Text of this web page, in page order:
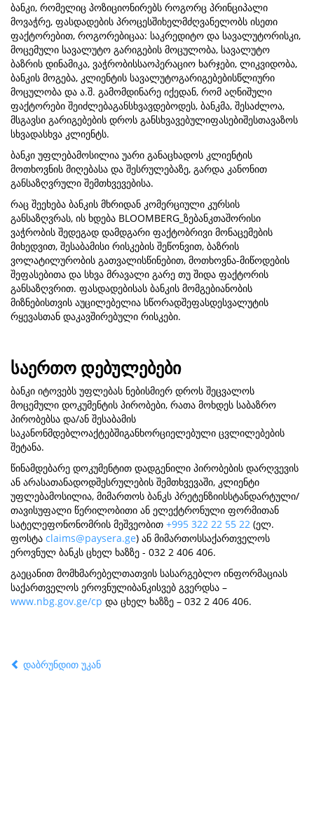
ბანკი, რომელიც პოზიციონირებს როგორც პრინციპალი
მოვაჭრე, ფასდადების პროცესშიხელმძღვანელობს ისეთი
ფაქტორებით, როგორებიცაა: საკრედიტო და სავალუტორისკი,
მოცემული სავალუტო გარიგების მოცულობა, სავალუტო
ბაზრის დინამიკა, ვაჭრობისსაოპერაციო ხარჯები, ლიკვიდობა,
ბანკის მოგება, კლიენტის სავალუტოგარიგებებისწლიური
მოცულობა და ა.შ. გამომდინარე იქედან, რომ აღნიშული
ფაქტორები შეიძლებაგანსხვავდებოდეს, ბანკმა, შესაძლოა,
მსგავსი გარიგებების დროს განსხვავებულიფასებიშესთავაზოს
სხვადასხვა კლიენტს.
ბანკი უფლებამოსილია უარი განაცხადოს კლიენტის
მოთხოვნის მიღებასა და შესრულებაზე, გარდა კანონით
განსაზღვრული შემთხვევებისა.
რაც შეეხება ბანკის მხრიდან კომერციული კურსის
განსაზღვრას, ის ხდება BLOOMBERG_ზებანკთაშორისი
ვაჭრობის შედეგად დამდგარი ფაქტობრივი მონაცემების
მიხედვით, შესაბამისი რისკების შეწონვით, ბაზრის
ვოლატილურობის გათვალისწინებით, მოთხოვნა-მიწოდების
შეფასებითა და სხვა მრავალი გარე თუ შიდა ფაქტორის
განსაზღვრით. ფასდადებისას ბანკის მომგებიანობის
მიზნებისთვის აუცილებელია სწორადშეფასდესვალუტის
რყევასთან დაკავშირებული რისკები.
საერთო დებულებები
ბანკი იტოვებს უფლებას ნებისმიერ დროს შეცვალოს
მოცემული დოკუმენტის პირობები, რათა მოხდეს საბაზრო
პირობებსა და/ან შესაბამის
საკანონმდებლოაქტებშიგანხორციელებული ცვლილებების
შეტანა.
წინამდებარე დოკუმენტით დადგენილი პირობების დარღვევის
ან არასათანადოდშესრულების შემთხვევაში, კლიენტი
უფლებამოსილია, მიმართოს ბანკს პრეტენზიისსტანდარტული/
თავისუფალი წერილობითი ან ელექტრონული ფორმითან
სატელეფონონომრის მეშვეობით +995 322 22 55 22 (ელ.
ფოსტა claims@paysera.ge) ან მიმართოსსაქართველოს
ეროვნულ ბანკს ცხელ ხაზზე - 032 2 406 406.
გაეცანით მომხმარებელთათვის სასარგებლო ინფორმაციას
საქართველოს ეროვნულიბანკისვებ გვერდსა –
www.nbg.gov.ge/cp და ცხელ ხაზზე – 032 2 406 406.
დაბრუნდით უკან